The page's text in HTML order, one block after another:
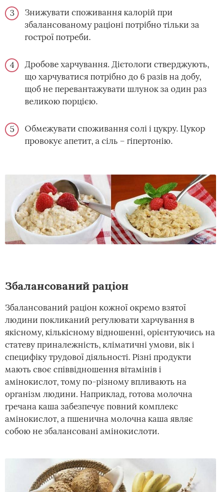
Знижувати споживання калорій при
збалансованому раціоні потрібно тільки за
гострої потреби.
Дробове харчування. Дієтологи стверджують,
що харчуватися потрібно до 6 разів на добу,
щоб не перевантажувати шлунок за один раз
великою порцією.
Обмежувати споживання солі і цукру. Цукор
провокує апетит, а сіль – гіпертонію.
Збалансований раціон
Збалансований раціон кожної окремо взятої
людини покликаний регулювати харчування в
якісному, кількісному відношенні, орієнтуючись на
статеву приналежність, кліматичні умови, вік і
специфіку трудової діяльності. Різні продукти
мають своє співвідношення вітамінів і
амінокислот, тому по-різному впливають на
організм людини. Наприклад, готова молочна
гречана каша забезпечує повний комплекс
амінокислот, а пшенична молочна каша являє
собою не збалансовані амінокислоти.